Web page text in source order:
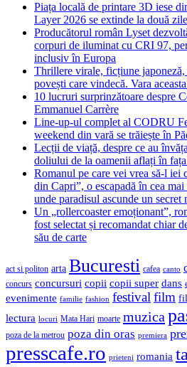
Piața locală de printare 3D iese
Layer 2026 se extinde la două
Producătorul român Lyset
corpuri de iluminat cu CRI 97,
inclusiv în Europa
Thrillere virale, ficțiune japoneză,
povești care vindecă. Vara
10 lucruri surprinzătoare despre
Emmanuel Carrère
Line-up-ul complet al CODRU
weekend din vară se trăiește în
Lecții de viață, despre ce au
doliului de la oamenii aflați în
Romanul pe care vei vrea să-l iei
din Capri”, o escapadă în cea
unde paradisul ascunde un secret
Un „rollercoaster emoționant”,
fost selectat și recomandat chiar
său de carte
act si politon arta Bucuresti cafea canto
concurs concursuri copii copii super dans
evenimente familie fashion festival film
lectura locuri Mata Hari moarte muzica
poza de la metrou poza din oras premiera
presscafe.ro prieteni romania